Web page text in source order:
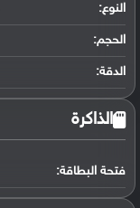
النوع:
الحجم:
الدقة:
الذاكرة
فتحة البطاقة: